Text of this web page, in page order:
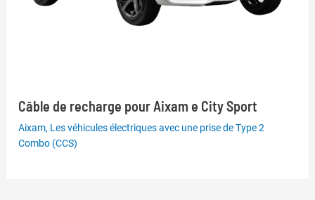
Câble de recharge pour Aixam e City Sport
Aixam, Les véhicules électriques avec une prise de Type 2
Combo (CCS)